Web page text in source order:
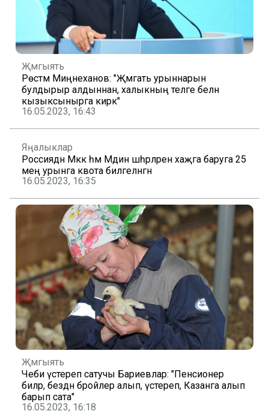
Җәмгыять
Рөстәм Миңнеханов: "Җәмәгать урыннарын
булдырыр алдыннан, халыкның теләге белән
кызыксынырга кирәк"
16.05.2023, 16:43
Яңалыклар
Россиядән Мәккә һәм Мәдинә шәһәрләренә хаҗга баруга 25
мең урынга квота билгеләнгән
16.05.2023, 16:35
Җәмгыять
Чеби үстереп сатучы Бариевлар: "Пенсионер
әбиләр, бездән бройлер алып, үстереп, Казанга алып
барып сата"
16.05.2023, 16:18